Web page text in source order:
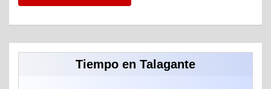
Tiempo en Talagante